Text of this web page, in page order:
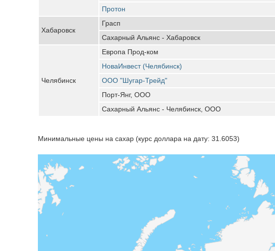
Протон
Хабаровск
Грасп
Сахарный Альянс - Хабаровск
Челябинск
Европа Прод-ком
НоваИнвест (Челябинск)
ООО "Шугар-Трейд"
Порт-Янг, ООО
Сахарный Альянс - Челябинск, ООО
Минимальные цены на сахар (курс доллара на дату: 31.6053)